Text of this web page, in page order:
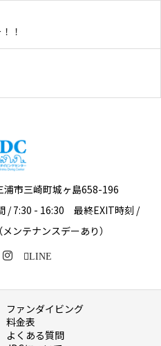
！
市三崎町城ヶ島658-196
/ 7:30 - 16:30 最終EXIT時刻 /
ンテナンスデーあり）
LINE
ファンダイビング
料金表
よくある質問